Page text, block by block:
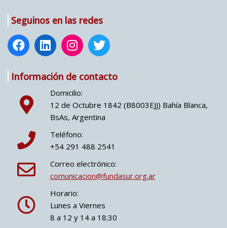
l
*Seguinos en las redes
Información de contacto
Domicilio:
12 de Octubre 1842 (B8003EJJ) Bahía Blanca,
BsAs, Argentina
Teléfono:
+54 291 488 2541
Correo electrónico:
comunicacion@fundasur.org.ar
Horario:
Lunes a Viernes
8 a 12 y 14 a 18:30